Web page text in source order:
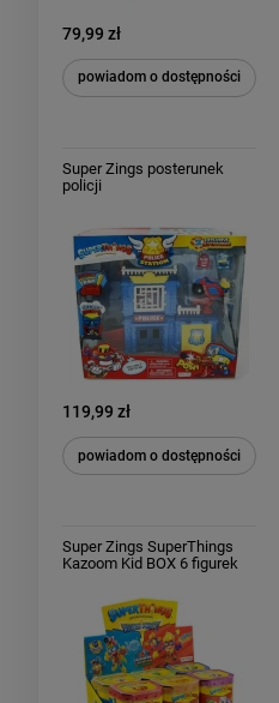
79,99 zł
powiadom o dostępności
Super Zings posterunek
policji
119,99 zł
powiadom o dostępności
Super Zings SuperThings
Kazoom Kid BOX 6 figurek